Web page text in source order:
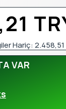
VAR
Hariç:2.458,51